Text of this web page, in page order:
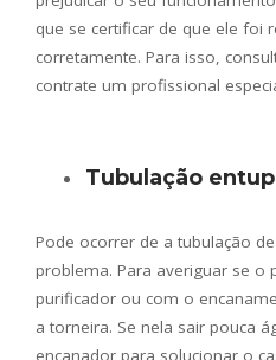
que se certificar de que ele foi
corretamente. Para isso,
contrate um profissional
Tubulação
Pode ocorrer de a tubulação
problema. Para averiguar se o
purificador ou com o
a torneira. Se nela sair pouca
encanador para solucionar o